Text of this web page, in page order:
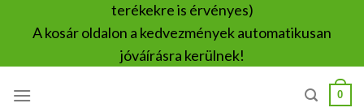
terékekre is érvényes)
A kosár oldalon a kedvezmények automatikusan
jóváírásra kerülnek!
0